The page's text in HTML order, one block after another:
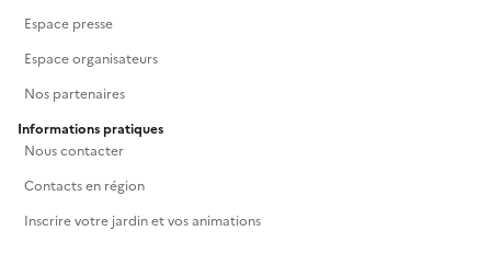
Espace presse
Espace organisateurs
Nos partenaires
Informations pratiques
Nous contacter
Contacts en région
Inscrire votre jardin et vos animations